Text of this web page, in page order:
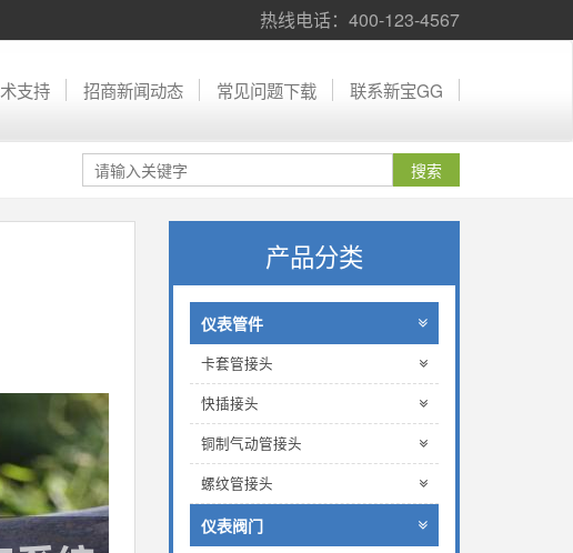
热线电话：400-123-4567
支持 招商新闻动态 常见问题下载 联系新宝GG
产品分类
仪表管件
卡套管接头
快插接头
铜制气动管接头
螺纹管接头
仪表阀门